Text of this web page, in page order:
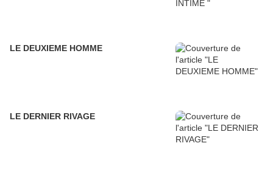
LE DEUXIEME HOMME
LE DERNIER RIVAGE